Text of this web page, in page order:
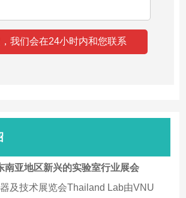
亚地区新兴的实验室行业展会
及技术展览会Thailand Lab由VNU